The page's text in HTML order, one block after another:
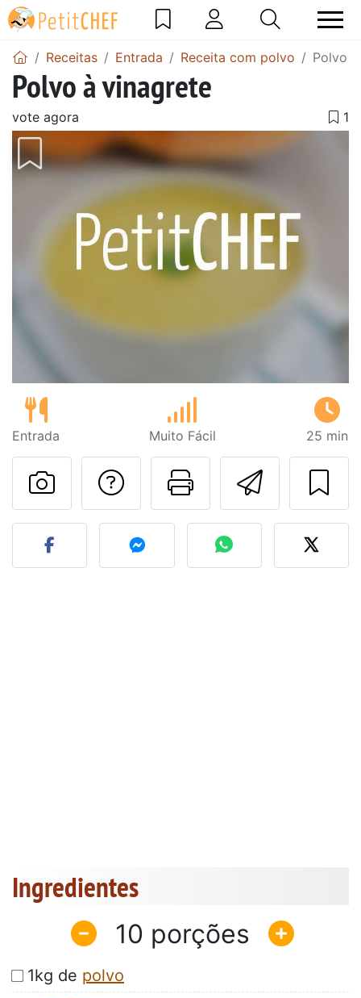
Receitas Entrada Receita com polvo Polvo
Polvo à vinagrete
vote agora
Entrada Muito Fácil 25 min
Imprima
Falar com o autor
Fez esta receita?
Ingredientes
10
1kg de polvo